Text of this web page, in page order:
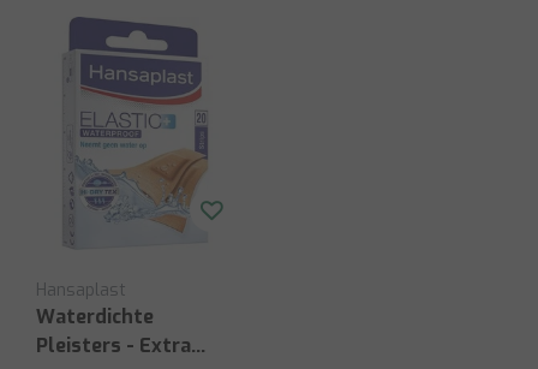
Hansaplast
Waterdichte
Pleisters - Extra